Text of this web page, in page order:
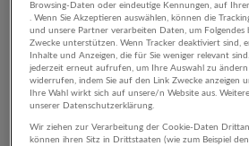
Umkreis
Browsing-Daten oder eindeutige Kennungen, auf
. Wenn Sie Akzeptieren auswählen, können die
und unsere Partner verarbeiten Daten, um Folgendes
Zwecke unterstützen. Wenn Tracker deaktiviert sind,
Inhalte und Anzeigen, die für Sie weniger relevant
jederzeit erneut aufrufen, um Ihre Auswahl zu
widerrufen, indem Sie auf den Link Zwecke anzeigen
Ihre Wahl wirkt sich auf unsere/n Website aus.
unserer Datenschutzerklärung.
Wir ziehen zur Verarbeitung der Cookie-Daten
können ihren Sitz in Drittstaaten (wie zum Beispiel